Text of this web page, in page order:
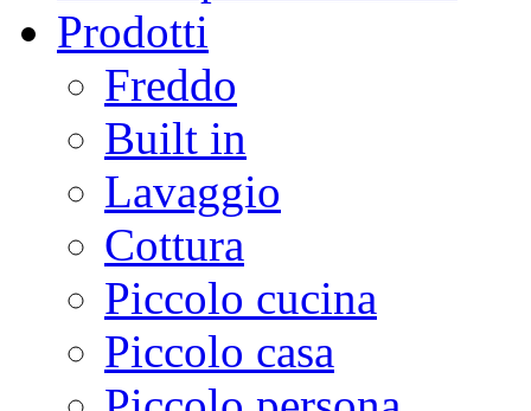
Prodotti
Freddo
Built in
Lavaggio
Cottura
Piccolo cucina
Piccolo casa